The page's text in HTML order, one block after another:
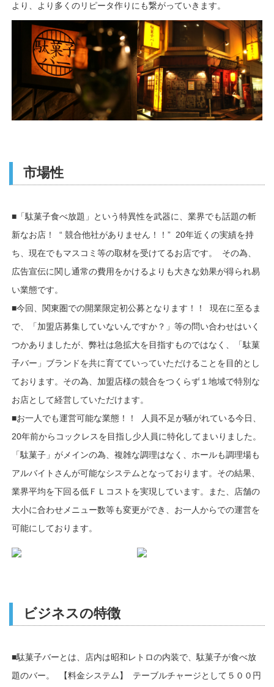
より、より多くのリピータ作りにも繋がっていきます。
市場性
■「駄菓子食べ放題」という特異性を武器に、業界でも話題の斬
新なお店！ “ 競合他社がありません！！” 20年近くの実績を持
ち、現在でもマスコミ等の取材を受けてるお店です。 その為、
広告宣伝に関し通常の費用をかけるよりも大きな効果が得られ易
い業態です。
■今回、関東圏での開業限定初公募となります！！ 現在に至るま
で、「加盟店募集していないんですか？」等の問い合わせはいく
つかありましたが、弊社は急拡大を目指すものではなく、「駄菓
子バー」ブランドを共に育てていっていただけることを目的とし
ております。その為、加盟店様の競合をつくらず１地域で特別な
お店として経営していただけます。
■お一人でも運営可能な業態！！ 人員不足が騒がれている今日、
20年前からコックレスを目指し少人員に特化してまいりました。
「駄菓子」がメインの為、複雑な調理はなく、ホールも調理場も
アルバイトさんが可能なシステムとなっております。その結果、
業界平均を下回る低ＦＬコストを実現しています。また、店舗の
大小に合わせメニュー数等も変更ができ、お一人からでの運営を
可能にしております。
ビジネスの特徴
■駄菓子バーとは、店内は昭和レトロの内装で、駄菓子が食べ放
題のバー。 【料金システム】 テーブルチャージとして５００円